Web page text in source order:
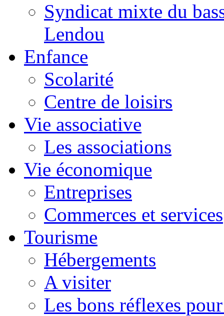
Syndicat mixte du
Lendou
Enfance
Scolarité
Centre de loisirs
Vie associative
Les associations
Vie économique
Entreprises
Commerces et services
Tourisme
Hébergements
A visiter
Les bons réflexes